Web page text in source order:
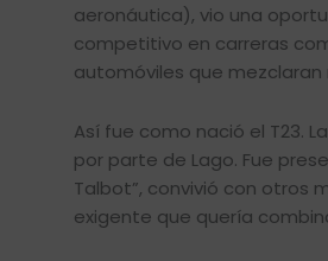
aeronáutica), vio una
competitivo en carreras
automóviles que
Así fue como nació el T23.
por parte de Lago. Fue
Talbot”, convivió con otros
exigente que quería